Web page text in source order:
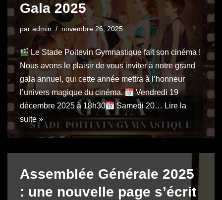
Gala 2025
par admin novembre 26, 2025
Le Stade Poitevin Gymnastique fait son cinéma !
Nous avons le plaisir de vous inviter à notre grand
gala annuel, qui cette année mettra à l’honneur
l’univers magique du cinéma.
Vendredi 19
décembre 2025 à 18h30
Samedi 20… Lire la
suite »
Assemblée Générale 2025
: une nouvelle page s’écrit